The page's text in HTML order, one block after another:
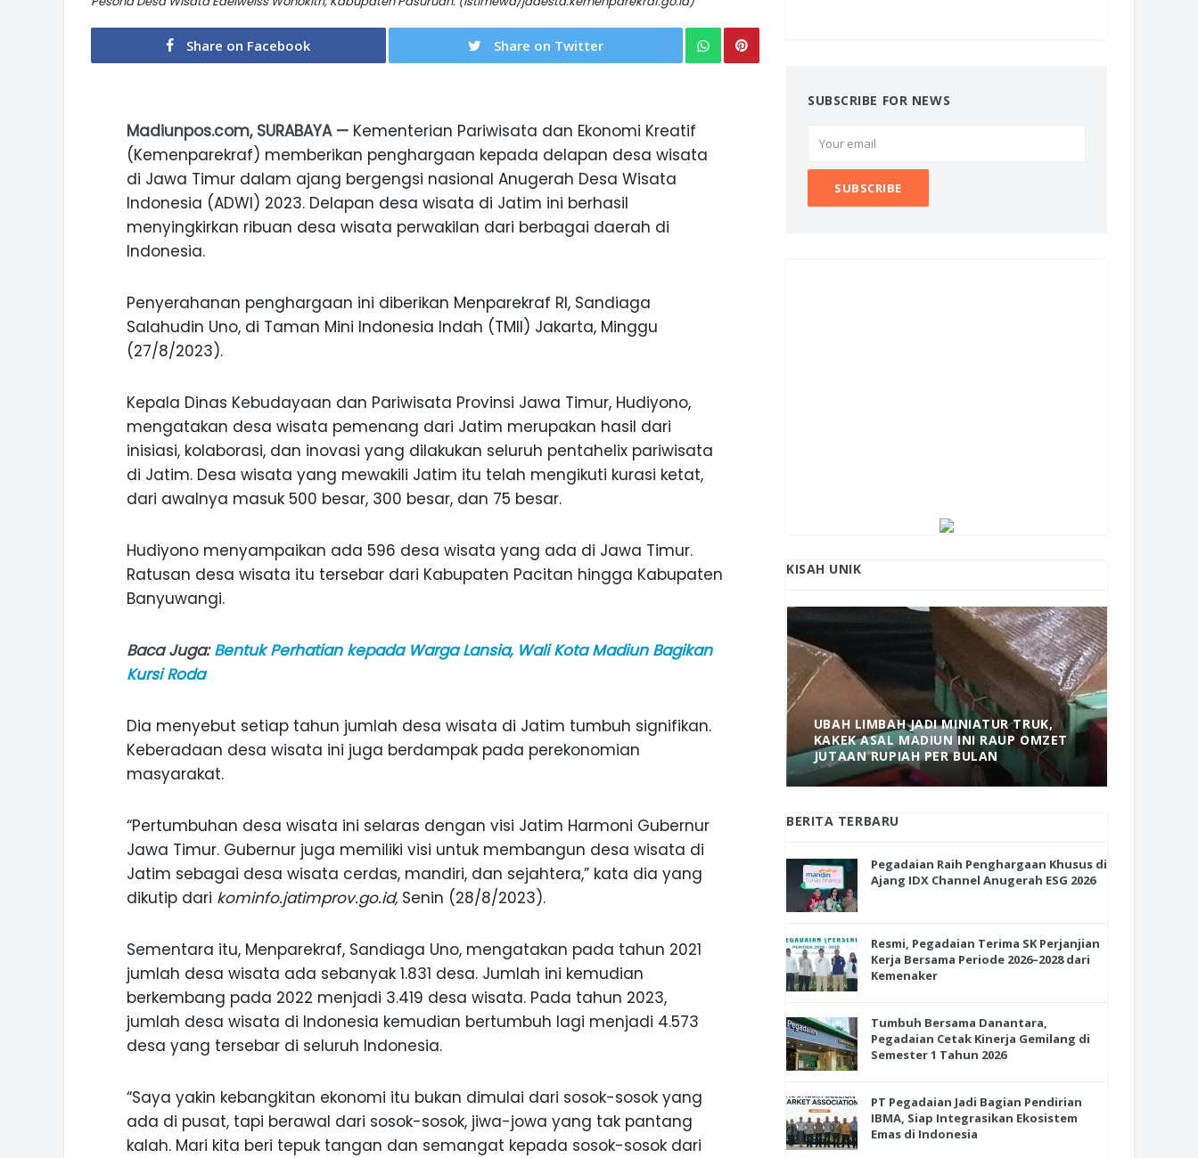
Share on Facebook Share on Twitter
Madiunpos.com, SURABAYA — Kementerian Pariwisata dan Ekonomi Kreatif
(Kemenparekraf) memberikan penghargaan kepada delapan desa wisata
di Jawa Timur dalam ajang bergengsi nasional Anugerah Desa Wisata
Indonesia (ADWI) 2023. Delapan desa wisata di Jatim ini berhasil
menyingkirkan ribuan desa wisata perwakilan dari berbagai daerah di
Indonesia.
Penyerahanan penghargaan ini diberikan Menparekraf RI, Sandiaga
Salahudin Uno, di Taman Mini Indonesia Indah (TMII) Jakarta, Minggu
(27/8/2023).
Kepala Dinas Kebudayaan dan Pariwisata Provinsi Jawa Timur, Hudiyono,
mengatakan desa wisata pemenang dari Jatim merupakan hasil dari
inisiasi, kolaborasi, dan inovasi yang dilakukan seluruh pentahelix pariwisata
di Jatim. Desa wisata yang mewakili Jatim itu telah mengikuti kurasi ketat,
dari awalnya masuk 500 besar, 300 besar, dan 75 besar.
Hudiyono menyampaikan ada 596 desa wisata yang ada di Jawa Timur.
Ratusan desa wisata itu tersebar dari Kabupaten Pacitan hingga Kabupaten
Banyuwangi.
Baca Juga:Bentuk Perhatian kepada Warga Lansia, Wali Kota Madiun Bagikan
Kursi Roda
Dia menyebut setiap tahun jumlah desa wisata di Jatim tumbuh signifikan.
Keberadaan desa wisata ini juga berdampak pada perekonomian
masyarakat.
“Pertumbuhan desa wisata ini selaras dengan visi Jatim Harmoni Gubernur
Jawa Timur. Gubernur juga memiliki visi untuk membangun desa wisata di
Jatim sebagai desa wisata cerdas, mandiri, dan sejahtera,” kata dia yang
dikutip dari kominfo.jatimprov.go.id, Senin (28/8/2023).
Sementara itu, Menparekraf, Sandiaga Uno, mengatakan pada tahun 2021
jumlah desa wisata ada sebanyak 1.831 desa. Jumlah ini kemudian
berkembang pada 2022 menjadi 3.419 desa wisata. Pada tahun 2023,
jumlah desa wisata di Indonesia kemudian bertumbuh lagi menjadi 4.573
desa yang tersebar di seluruh Indonesia.
“Saya yakin kebangkitan ekonomi itu bukan dimulai dari sosok-sosok yang
ada di pusat, tapi berawal dari sosok-sosok, jiwa-jowa yang tak pantang
kalah. Mari kita beri tepuk tangan dan semangat kepada sosok-sosok dari
SUBSCRIBE FOR NEWS
KISAH UNIK
MANIS, LEGIT, DAN PAHIT, NIKMATNYA
DURIAN SEGULUNG MADIUN
ANAK-ANAK BOJONEGORO DAN
NGANJUK SEKOLAH DI SMPN SARADAN
SEJAK 1996
UBAH LIMBAH JADI MINIATUR TRUK,
KAKEK ASAL MADIUN INI RAUP OMZET
JUTAAN RUPIAH PER BULAN
BERITA TERBARU
Pegadaian Raih Penghargaan Khusus di
Ajang IDX Channel Anugerah ESG 2026
Resmi, Pegadaian Terima SK Perjanjian
Kerja Bersama Periode 2026–2028 dari
Kemenaker
Tumbuh Bersama Danantara,
Pegadaian Cetak Kinerja Gemilang di
Semester 1 Tahun 2026
PT Pegadaian Jadi Bagian Pendirian
IBMA, Siap Integrasikan Ekosistem
Emas di Indonesia